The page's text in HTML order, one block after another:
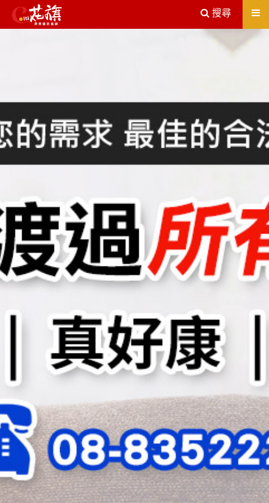
屏東機車借款解決您所有的借貸疑慮，完全了解、滿意再貸！
送出
搜尋